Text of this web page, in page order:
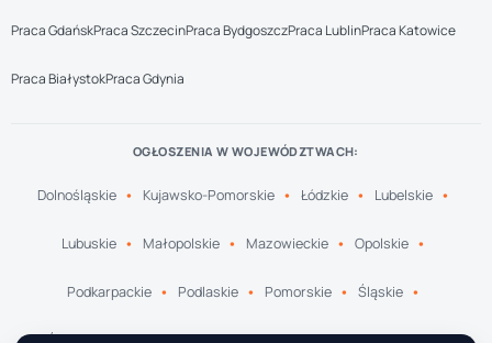
Praca GdańskPraca SzczecinPraca BydgoszczPraca LublinPraca Katowice
Praca BiałystokPraca Gdynia
OGŁOSZENIA W WOJEWÓDZTWACH:
Dolnośląskie Kujawsko-Pomorskie Łódzkie Lubelskie
Lubuskie Małopolskie Mazowieckie Opolskie
Podkarpackie Podlaskie Pomorskie Śląskie